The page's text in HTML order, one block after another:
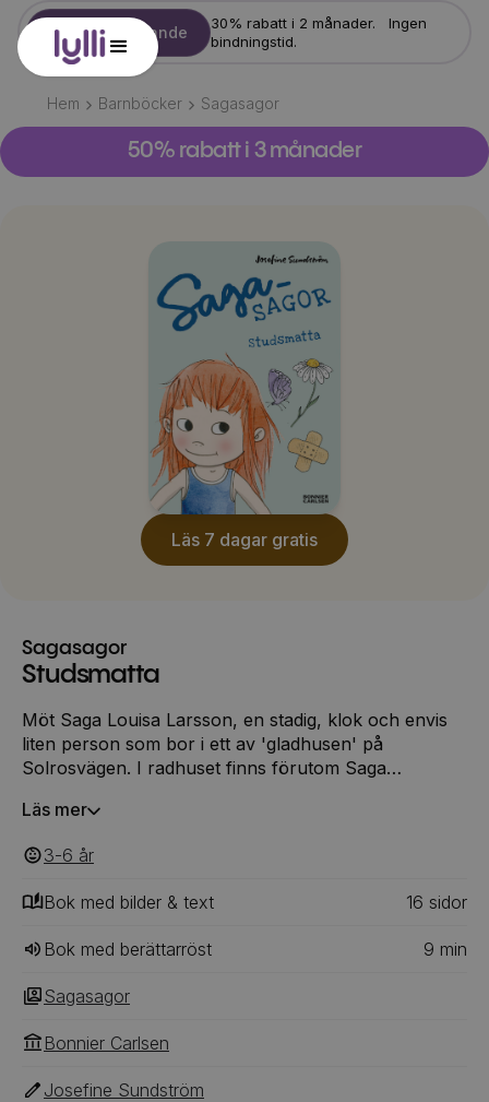
Starta erbjudande
30% rabatt i 2 månader. Ingen
bindningstid.
Hem Barnböcker Sagasagor
50% rabatt i 3 månader
Läs 7 dagar gratis
Sagasagor
Studsmatta
Möt Saga Louisa Larsson, en stadig, klok och envis
liten person som bor i ett av 'gladhusen' på
Solrosvägen. I radhuset finns förutom Saga
området runtikring bor grannar, smådjur och ett och
längre avstånd, dit Saga åker för att sova borta för
första gången, bor morfar. Hos honom känner sig
Saga stor.
Läs mer
3-6 ‎‎ år
Bok med bilder & text 16 ‎‎ sidor
Bok med berättarröst 9 min
Sagasagor
Bonnier Carlsen
Josefine Sundström